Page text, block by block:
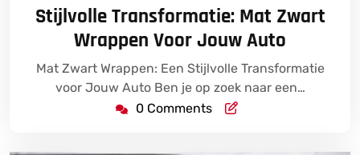
2026
Stijlvolle Transformatie: Mat Zwart
Wrappen Voor Jouw Auto
Mat Zwart Wrappen: Een Stijlvolle Transformatie
voor Jouw Auto Ben je op zoek naar een…
0 Comments